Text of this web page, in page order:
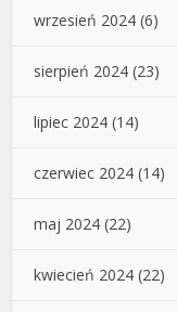
wrzesień 2024 (6)
sierpień 2024 (23)
lipiec 2024 (14)
czerwiec 2024 (14)
maj 2024 (22)
kwiecień 2024 (22)